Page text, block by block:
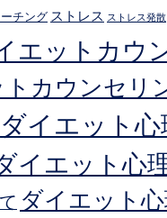
ーチング ストレス ストレス発散
エットカウ
トカウンセリ
ダイエット
イエット心
ダイエット